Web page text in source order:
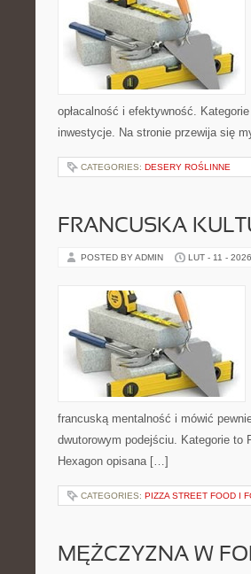
opłacalność i efektywność.
inwestycje. Na stronie przewija się
CATEGORIES: DESERY ROŚLINNE
FRANCUSKA
POSTED BY ADMIN LUT - 11 - 2026
francuską mentalność i mówić
dwutorowym podejściu. Kategorie
Hexagon opisana […]
CATEGORIES: PIZZA STREET FOOD I
MĘŻCZYZNA W